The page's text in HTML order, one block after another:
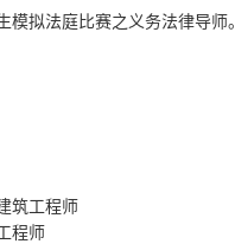
拟法庭比赛之义务法律导师。
筑工程师
程师